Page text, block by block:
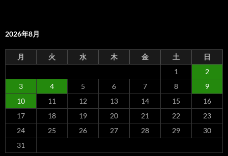
2026年8月
月 火 水 木 金 土
日
1
2
3
4 5 6 7 8
9
10
11 12 13 14 15
16
17
18 19 20 21 22
23
24
25 26 27 28 29
30
31